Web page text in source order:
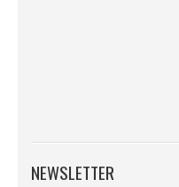
NEWSLETTER